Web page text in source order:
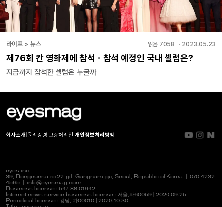
라이프 > 뉴스 읽음 7058 ・ 2023.05.23
제76회 칸 영화제에 참석ㆍ참석 예정인 국내 셀럽은?
지금까지 참석한 셀럽은 누굴까
회사소개 윤리강령 고충처리인 개인정보처리방침
eyes inc.
39, Bongeunsa-ro 22-gil, Gangnam-gu, Seoul, Republic of Korea | 070 4232
4565
info@eyesmag.com
Business license : 547 88 01942
Internet news service business license : 서울,자60059 | 2020.09.25
Periodical license : 강남, 가00010 | 2020.10.30